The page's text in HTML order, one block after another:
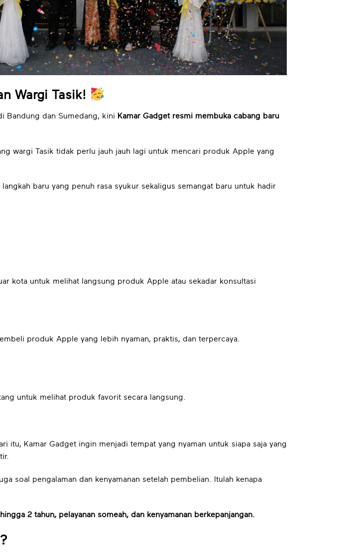
Wargi Tasik!
Bandung dan Sumedang, kini Kamar Gadget resmi membuka cabang baru
wargi Tasik tidak perlu jauh jauh lagi untuk mencari produk Apple yang
baru yang penuh rasa syukur sekaligus semangat baru untuk hadir
kota untuk melihat langsung produk Apple atau sekadar konsultasi
produk Apple yang lebih nyaman, praktis, dan terpercaya.
untuk melihat produk favorit secara langsung.
itu, Kamar Gadget ingin menjadi tempat yang nyaman untuk siapa saja yang
soal pengalaman dan kenyamanan setelah pembelian. Itulah kenapa
2 tahun, pelayanan someah, dan kenyamanan berkepanjangan.